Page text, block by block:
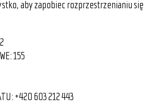
aby zapobiec rozprzestrzenianiu
155
+420 603 212 443